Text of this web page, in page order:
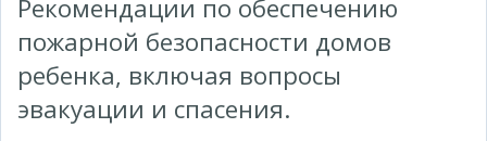
Рекомендации по обеспечению
пожарной безопасности домов
ребенка, включая вопросы
эвакуации и спасения.